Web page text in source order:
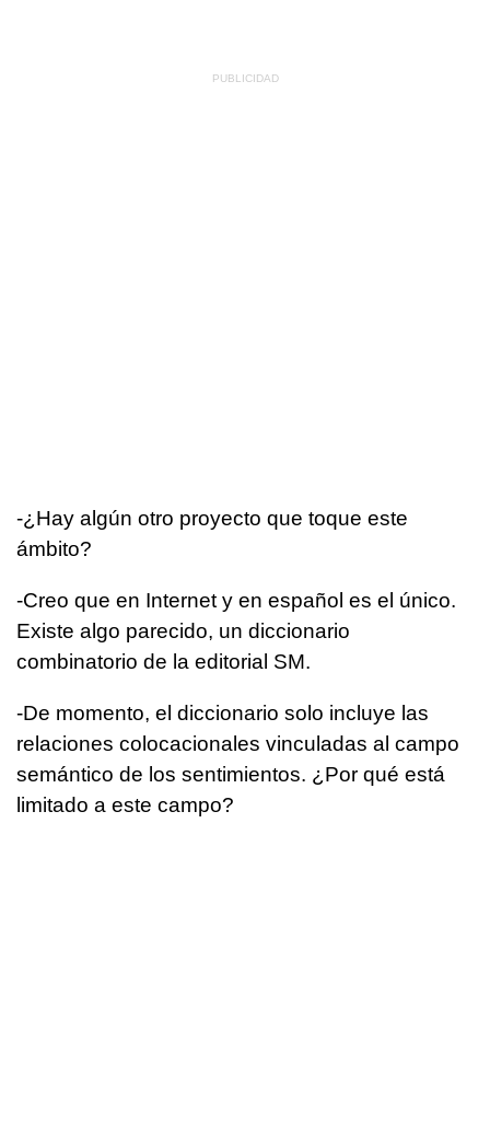
-¿Hay algún otro proyecto que toque este
ámbito?
-Creo que en Internet y en español es el único.
Existe algo parecido, un diccionario
combinatorio de la editorial SM.
-De momento, el diccionario solo incluye las
relaciones colocacionales vinculadas al campo
semántico de los sentimientos. ¿Por qué está
limitado a este campo?